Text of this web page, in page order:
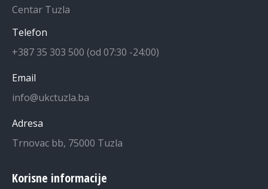
Centar Tuzla
Telefon
+387 35 303 500 (od 07:30 -24:00)
Email
info@ukctuzla.ba
Adresa
Trnovac bb, 75000 Tuzla
Korisne informacije